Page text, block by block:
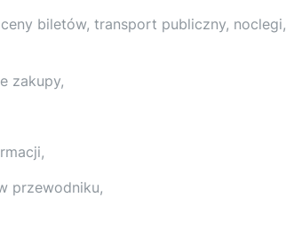
biletów, transport publiczny, noclegi,
zakupy,
przewodniku,